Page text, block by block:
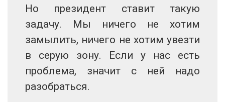
Но президент ставит такую
задачу. Мы ничего не хотим
замылить, ничего не хотим увезти
в серую зону. Если у нас есть
проблема, значит с ней надо
разобраться.